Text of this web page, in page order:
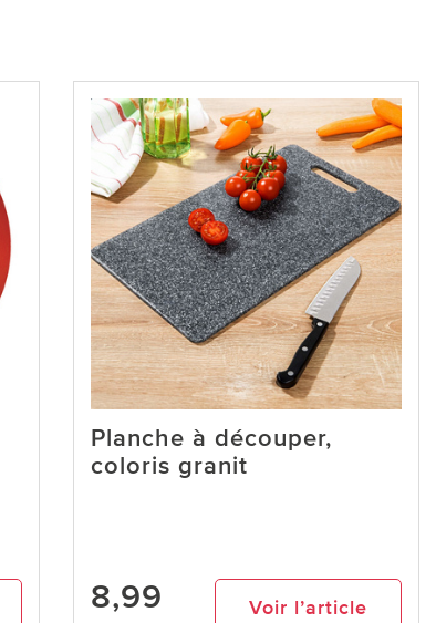
Planche à découper,
coloris granit
8,99 Voir l’article